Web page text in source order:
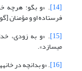
[14]
. «و بگو: هرچه
فرستاده او و مؤمنان
[15]
. «و به زودی،
می‏سازد».
[16]
. «و بدانچه در